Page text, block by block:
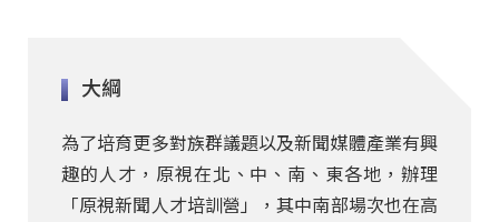
大綱
為了培育更多對族群議題以及新聞媒體產業有興
趣的人才，原視在北、中、南、東各地，辦理
「原視新聞人才培訓營」，其中南部場次也在高